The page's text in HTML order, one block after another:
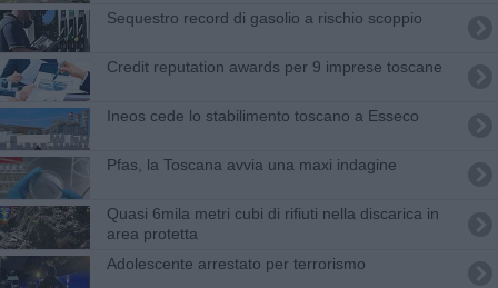
Sequestro record di gasolio a rischio scoppio
Credit reputation awards per 9 imprese toscane
Ineos cede lo stabilimento toscano a Esseco
Pfas, la Toscana avvia una maxi indagine
Quasi 6mila metri cubi di rifiuti nella discarica in
area protetta
Adolescente arrestato per terrorismo